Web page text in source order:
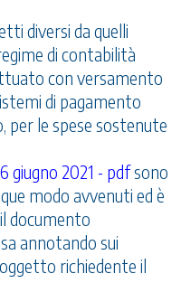
diversi da quelli
di contabilità
con versamento
di pagamento
per le spese sostenute
giugno 2021 - pdfsono
modo avvenuti ed è
documento
annotando sui
richiedente il